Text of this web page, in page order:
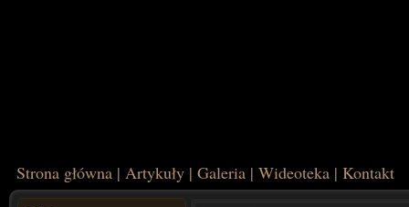
Strona główna | Artykuły | Galeria | Wideoteka | Kontakt